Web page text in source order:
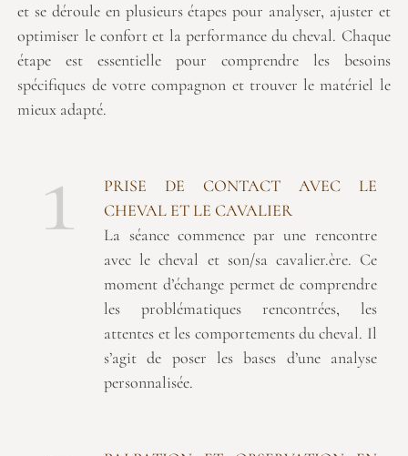
et se déroule en plusieurs étapes pour analyser, ajuster et
optimiser le confort et la performance du cheval. Chaque
étape est essentielle pour comprendre les besoins
spécifiques de votre compagnon et trouver le matériel le
mieux adapté.
1
PRISE DE CONTACT AVEC LE
CHEVAL ET LE CAVALIER
La séance commence par une rencontre
avec le cheval et son/sa cavalier.ère. Ce
moment d’échange permet de comprendre
les problématiques rencontrées, les
attentes et les comportements du cheval. Il
s’agit de poser les bases d’une analyse
personnalisée.